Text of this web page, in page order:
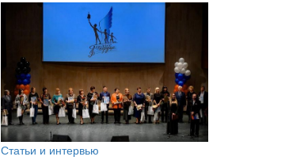
Статьи и интервью